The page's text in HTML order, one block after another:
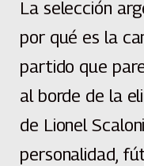
La selección
por qué es la
partido que
al borde de la
de Lionel Scaloni
personalidad,